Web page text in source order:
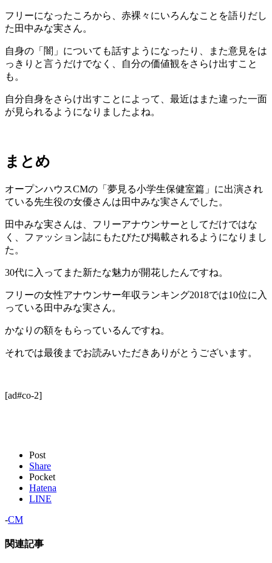
フリーになったころから、赤裸々にいろんなことを語りだし
た田中みな実さん。
自身の「闇」についても話すようになったり、また意見をは
っきりと言うだけでなく、自分の価値観をさらけ出すこと
も。
自分自身をさらけ出すことによって、最近はまた違った一面
が見られるようになりましたよね。
まとめ
オープンハウスCMの「夢見る小学生保健室篇」に出演され
ている先生役の女優さんは田中みな実さんでした。
田中みな実さんは、フリーアナウンサーとしてだけではな
く、ファッション誌にもたびたび掲載されるようになりまし
た。
30代に入ってまた新たな魅力が開花したんですね。
フリーの女性アナウンサー年収ランキング2018では10位に入
っている田中みな実さん。
かなりの額をもらっているんですね。
それでは最後までお読みいただきありがとうございます。
[ad#co-2]
Post
Share
Pocket
Hatena
LINE
-CM
関連記事